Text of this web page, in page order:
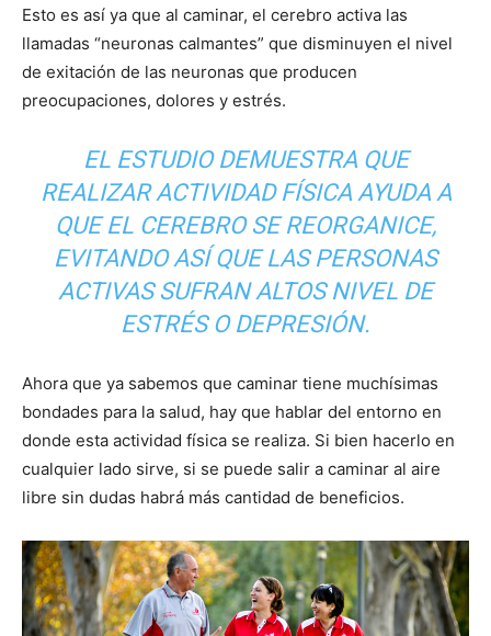
Esto es así ya que al caminar, el cerebro activa las
llamadas “neuronas calmantes” que disminuyen el nivel
de exitación de las neuronas que producen
preocupaciones, dolores y estrés.
EL ESTUDIO DEMUESTRA QUE
REALIZAR ACTIVIDAD FÍSICA AYUDA A
QUE EL CEREBRO SE REORGANICE,
EVITANDO ASÍ QUE LAS PERSONAS
ACTIVAS SUFRAN ALTOS NIVEL DE
ESTRÉS O DEPRESIÓN.
Ahora que ya sabemos que caminar tiene muchísimas
bondades para la salud, hay que hablar del entorno en
donde esta actividad física se realiza. Si bien hacerlo en
cualquier lado sirve, si se puede salir a caminar al aire
libre sin dudas habrá más cantidad de beneficios.